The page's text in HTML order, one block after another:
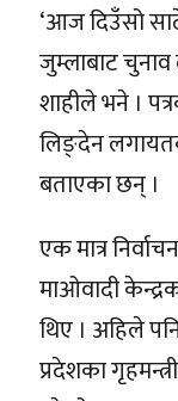
‘आज दिउँसो
जुम्लाबाट
शाहीले भने ।
लिङ्देन
बताएका छन् ।
एक मात्र
माओवादी
थिए । अहिले
प्रदेशका